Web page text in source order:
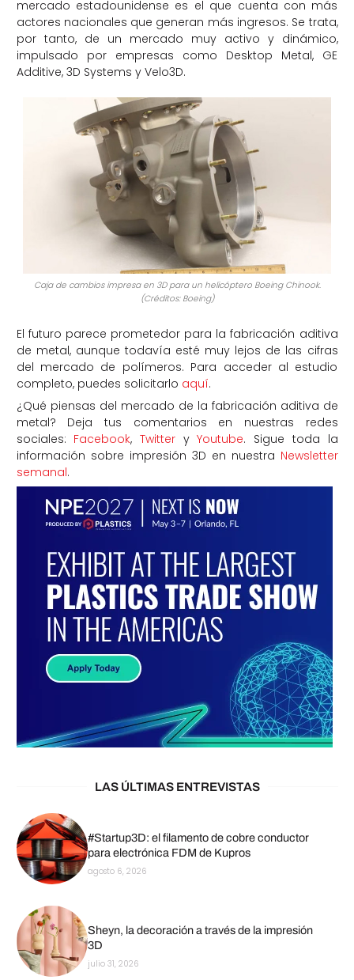
mercado estadounidense es el que cuenta con más
actores nacionales que generan más ingresos. Se trata,
por tanto, de un mercado muy activo y dinámico,
impulsado por empresas como Desktop Metal, GE
Additive, 3D Systems y Velo3D.
Caja de cambios impresa en 3D para un helicóptero Boeing Chinook.
(Créditos: Boeing)
El futuro parece prometedor para la fabricación aditiva
de metal, aunque todavía esté muy lejos de las cifras
del mercado de polímeros. Para acceder al estudio
completo, puedes solicitarlo aquí.
¿Qué piensas del mercado de la fabricación aditiva de
metal? Deja tus comentarios en nuestras redes
sociales: Facebook, TwitteryYoutube. Sigue toda la
información sobre impresión 3D en nuestra Newsletter
semanal.
LAS ÚLTIMAS ENTREVISTAS
#Startup3D: el filamento de cobre conductor
para electrónica FDM de Kupros
agosto 6, 2026
Sheyn, la decoración a través de la impresión
3D
julio 31, 2026